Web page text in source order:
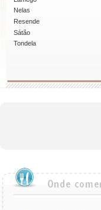
Nelas
Resende
Sátão
Tondela